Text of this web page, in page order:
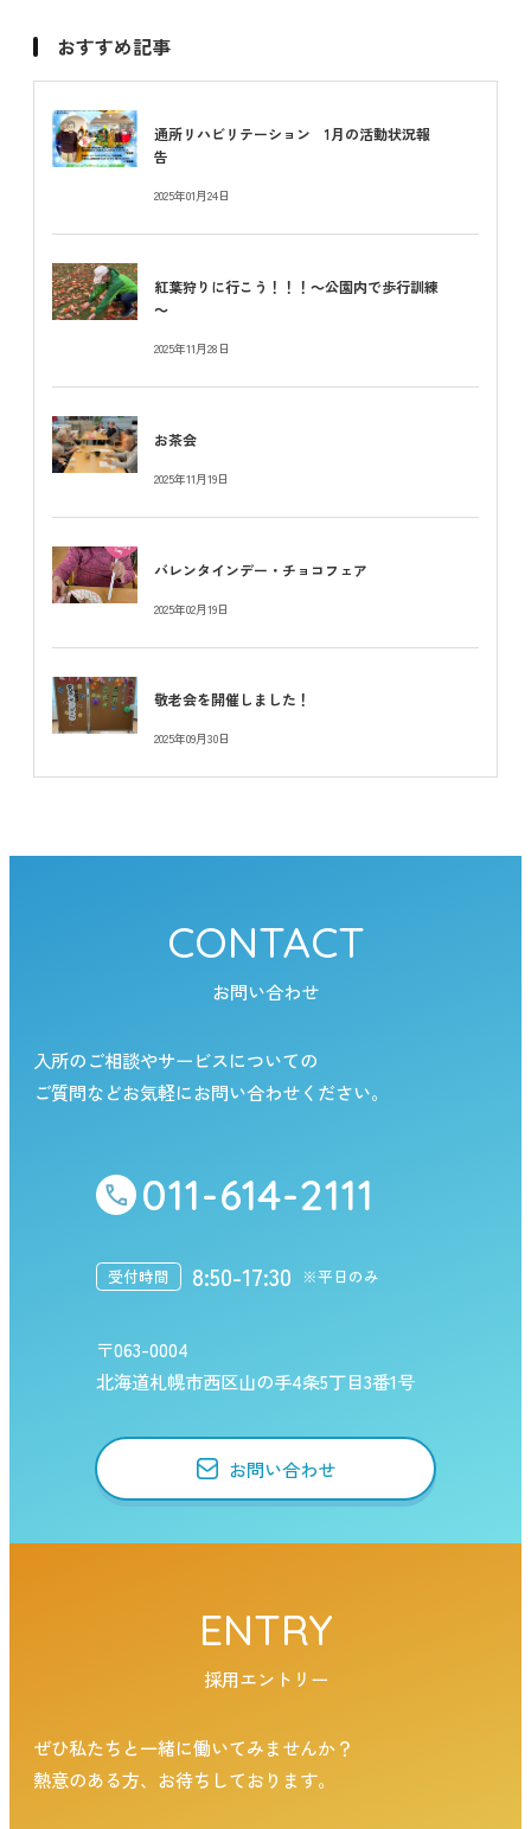
おすすめ記事
通所リハビリテーション 1月の活動状況報
告
2025年01月24日
紅葉狩りに行こう！！！～公園内で歩行訓練
～
2025年11月28日
お茶会
2025年11月19日
バレンタインデー・チョコフェア
2025年02月19日
敬老会を開催しました！
2025年09月30日
CONTACT
お問い合わせ
入所のご相談やサービスについての
ご質問などお気軽にお問い合わせください。
011-614-2111
受付時間 8:50-17:30 ※平日のみ
〒063-0004
北海道札幌市西区山の手4条5丁目3番1号
お問い合わせ
ENTRY
採用エントリー
ぜひ私たちと一緒に働いてみませんか？
熱意のある方、お待ちしております。